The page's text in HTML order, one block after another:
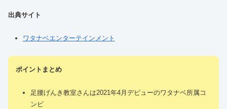
出典サイト
ワタナベエンターテインメント
ポイントまとめ
足腰げんき教室さんは2021年4月デビューのワタナベ所属コ
ンビ